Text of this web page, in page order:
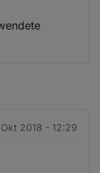
2018 - 12:29